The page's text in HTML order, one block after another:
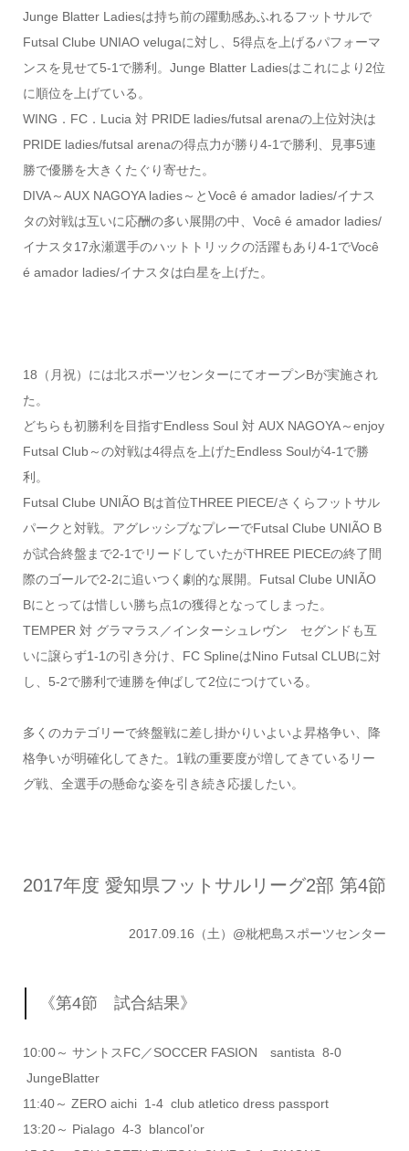
Junge Blatter Ladiesは持ち前の躍動感あふれるフットサルで
Futsal Clube UNIAO velugaに対し、5得点を上げるパフォーマ
ンスを見せて5-1で勝利。Junge Blatter Ladiesはこれにより2位
に順位を上げている。
WING．FC．Lucia 対 PRIDE ladies/futsal arenaの上位対決は
PRIDE ladies/futsal arenaの得点力が勝り4-1で勝利、見事5連
勝で優勝を大きくたぐり寄せた。
DIVA～AUX NAGOYA ladies～とVocê é amador ladies/イナス
タの対戦は互いに応酬の多い展開の中、Você é amador ladies/
イナスタ17永瀬選手のハットトリックの活躍もあり4-1でVocê
é amador ladies/イナスタは白星を上げた。
18（月祝）には北スポーツセンターにてオープンBが実施され
た。
どちらも初勝利を目指すEndless Soul 対 AUX NAGOYA～enjoy
Futsal Club～の対戦は4得点を上げたEndless Soulが4-1で勝
利。
Futsal Clube UNIÃO Bは首位THREE PIECE/さくらフットサル
パークと対戦。アグレッシブなプレーでFutsal Clube UNIÃO B
が試合終盤まで2-1でリードしていたがTHREE PIECEの終了間
際のゴールで2-2に追いつく劇的な展開。Futsal Clube UNIÃO
Bにとっては惜しい勝ち点1の獲得となってしまった。
TEMPER 対 グラマラス／インターシュレヴン セグンドも互
いに譲らず1-1の引き分け、FC SplineはNino Futsal CLUBに対
し、5-2で勝利で連勝を伸ばして2位につけている。
多くのカテゴリーで終盤戦に差し掛かりいよいよ昇格争い、降
格争いが明確化してきた。1戦の重要度が増してきているリー
グ戦、全選手の懸命な姿を引き続き応援したい。
2017年度 愛知県フットサルリーグ2部 第4節
2017.09.16（土）@枇杷島スポーツセンター
《第4節 試合結果》
10:00～ サントスFC／SOCCER FASION santista 8-0
JungeBlatter
11:40～ ZERO aichi 1-4 club atletico dress passport
13:20～ Pialago 4-3 blancol’or